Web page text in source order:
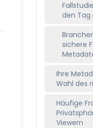
den
sichere
Ihre
Wahl des
Häufige
Viewern